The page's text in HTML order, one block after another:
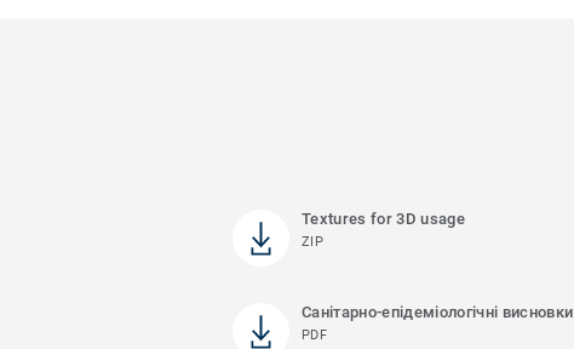
Textures for 3D usage
ZIP
Санітарно-епідеміологічні висновки
PDF